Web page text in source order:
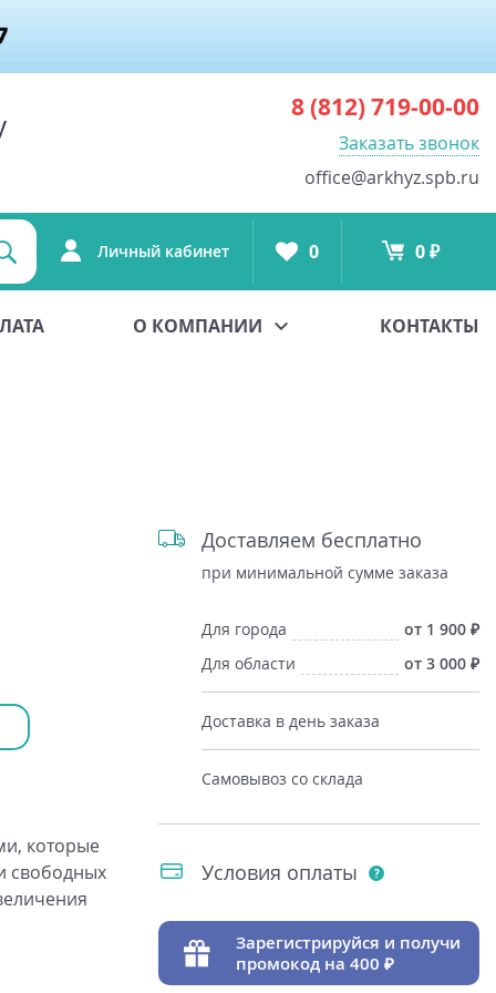
8 (812)719-00-00
Заказать звонок
office@arkhyz.spb.ru
Личный кабинет 0 0 ₽
О КОМПАНИИ КОНТАКТЫ
которые
свободных
Доставляем бесплатно
при минимальной сумме заказа
Для города
от 1 900
Для области
от 3 000
Доставка в день заказа
Самовывоз со склада
Условия оплаты
Зарегистрируйся и получи
промокод на 400